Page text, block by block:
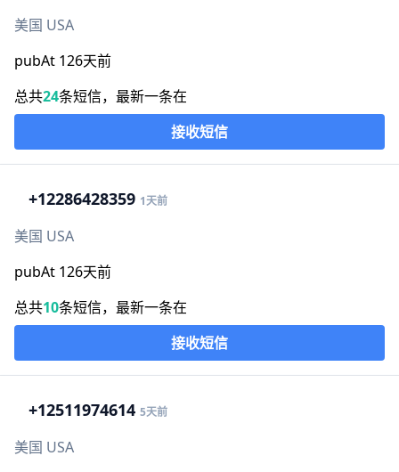
美国 USA
pubAt 126天前
总共24条短信，最新一条在
接收短信
+12286428359 1天前
美国 USA
pubAt 126天前
总共10条短信，最新一条在
接收短信
+12511974614 5天前
美国 USA